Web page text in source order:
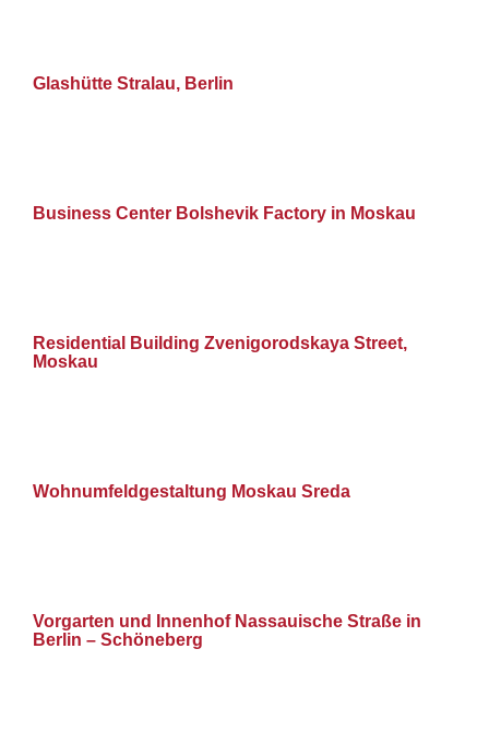
Glashütte Stralau, Berlin
Business Center Bolshevik Factory in Moskau
Residential Building Zvenigorodskaya Street,
Moskau
Wohnumfeldgestaltung Moskau Sreda
Vorgarten und Innenhof Nassauische Straße in
Berlin – Schöneberg